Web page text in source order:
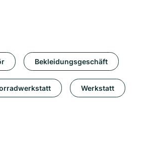
Bekleidungsgeschäft
Werkstatt